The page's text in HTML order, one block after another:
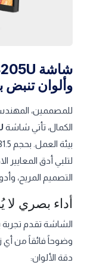
وألوان تنبض
للمصممين،
الكمال، تأتي شاشة
لتلبي أدق المعايير
التصميم المريح،
أداء بصري لا
دقة الألوان: